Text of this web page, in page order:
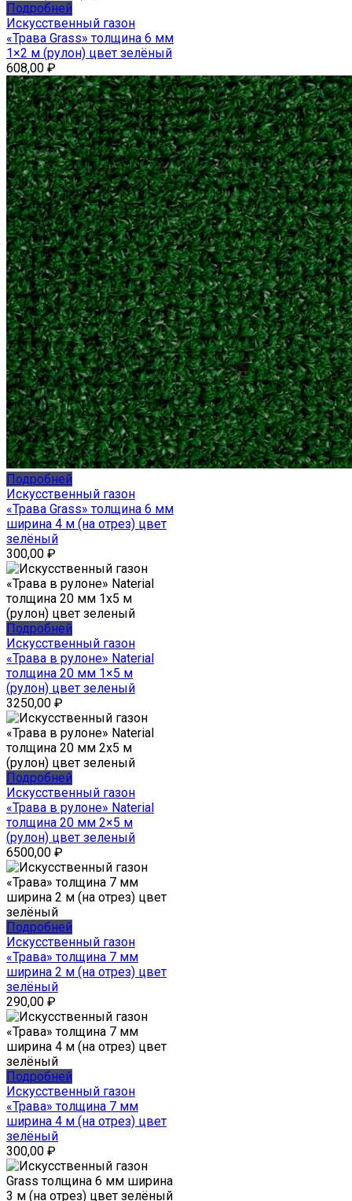
Подробней
Искусственный газон
«Трава Grass» толщина 6 мм
1×2 м (рулон) цвет зелёный
608,00 ₽
Подробней
Искусственный газон
«Трава Grass» толщина 6 мм
ширина 4 м (на отрез) цвет
зелёный
300,00 ₽
Подробней
Искусственный газон
«Трава в рулоне» Naterial
толщина 20 мм 1×5 м
(рулон) цвет зеленый
3250,00 ₽
Подробней
Искусственный газон
«Трава в рулоне» Naterial
толщина 20 мм 2×5 м
(рулон) цвет зеленый
6500,00 ₽
Подробней
Искусственный газон
«Трава» толщина 7 мм
ширина 2 м (на отрез) цвет
зелёный
290,00 ₽
Подробней
Искусственный газон
«Трава» толщина 7 мм
ширина 4 м (на отрез) цвет
зелёный
300,00 ₽